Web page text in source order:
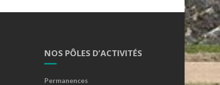
NOS PÔLES D’ACTIVITÉS
Permanences